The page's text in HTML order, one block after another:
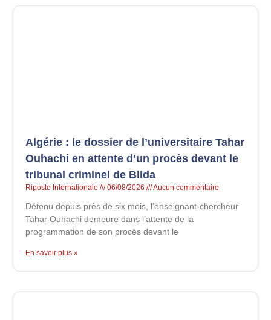
Algérie : le dossier de l’universitaire Tahar
Ouhachi en attente d’un procès devant le
tribunal criminel de Blida
Riposte Internationale 06/08/2026 Aucun commentaire
Détenu depuis près de six mois, l’enseignant-chercheur
Tahar Ouhachi demeure dans l’attente de la
programmation de son procès devant le
En savoir plus »